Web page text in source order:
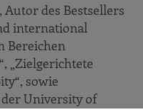
Autor des Bestsellers
international
Bereichen
„Zielgerichtete
sowie
University of